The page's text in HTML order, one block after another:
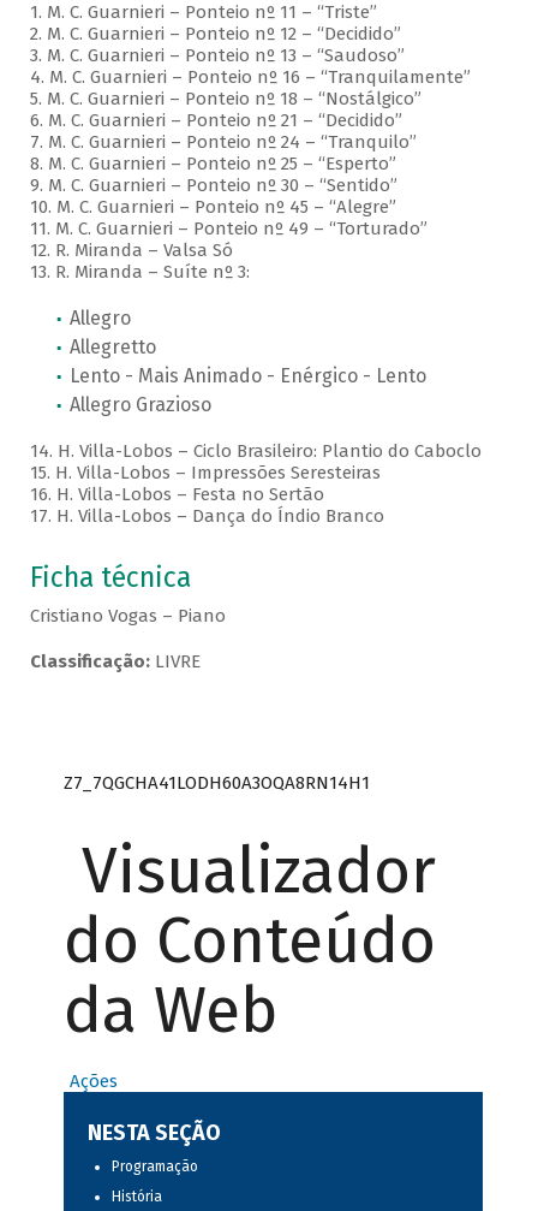
1. M. C. Guarnieri – Ponteio nº 11 – “Triste”
2. M. C. Guarnieri – Ponteio nº 12 – “Decidido”
3. M. C. Guarnieri – Ponteio nº 13 – “Saudoso”
4. M. C. Guarnieri – Ponteio nº 16 – “Tranquilamente”
5. M. C. Guarnieri – Ponteio nº 18 – “Nostálgico”
6. M. C. Guarnieri – Ponteio nº 21 – “Decidido”
7. M. C. Guarnieri – Ponteio nº 24 – “Tranquilo”
8. M. C. Guarnieri – Ponteio nº 25 – “Esperto”
9. M. C. Guarnieri – Ponteio nº 30 – “Sentido”
10. M. C. Guarnieri – Ponteio nº 45 – “Alegre”
11. M. C. Guarnieri – Ponteio nº 49 – “Torturado”
12. R. Miranda – Valsa Só
13. R. Miranda – Suíte nº 3:
Allegro
Allegretto
Lento - Mais Animado - Enérgico - Lento
Allegro Grazioso
14. H. Villa-Lobos – Ciclo Brasileiro: Plantio do Caboclo
15. H. Villa-Lobos – Impressões Seresteiras
16. H. Villa-Lobos – Festa no Sertão
17. H. Villa-Lobos – Dança do Índio Branco
Ficha técnica
Cristiano Vogas – Piano
Classificação:LIVRE
Z7_7QGCHA41LODH60A3OQA8RN14H1
Visualizador
do Conteúdo
da Web
Ações
NESTA SEÇÃO
Programação
História